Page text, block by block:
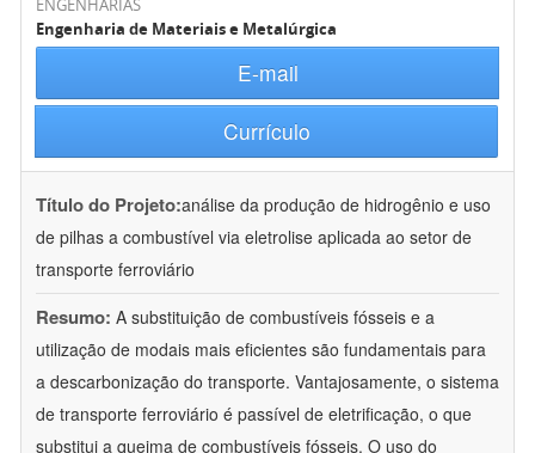
ENGENHARIAS
Engenharia de Materiais e Metalúrgica
E-mail
Currículo
Título do Projeto:análise da produção de hidrogênio e uso
de pilhas a combustível via eletrolise aplicada ao setor de
transporte ferroviário
Resumo: A substituição de combustíveis fósseis e a
utilização de modais mais eficientes são fundamentais para
a descarbonização do transporte. Vantajosamente, o sistema
de transporte ferroviário é passível de eletrificação, o que
substitui a queima de combustíveis fósseis. O uso do